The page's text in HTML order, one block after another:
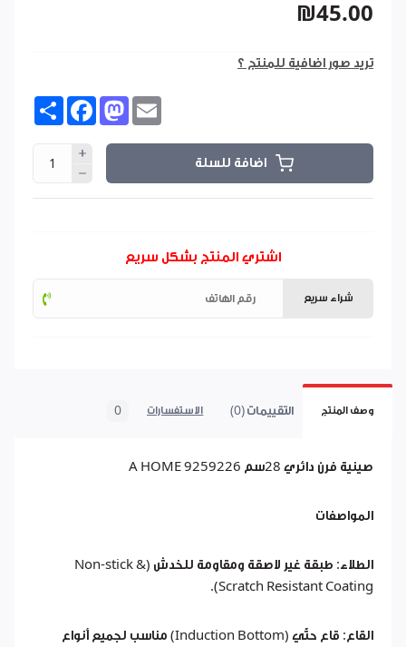
₪45.00
تريد صور اضافية للمنتج ؟
Share FacebookMastodon
اضافة للسلة
اشتري المنتج بشكل سريع
شراء سريع
وصف المنتج التقييمات (0) الاستفسارات 0
صينية فرن دائري 28سم A HOME 9259226
المواصفات
الطلاء: طبقة غير لاصقة ومقاومة للخدش (Non-stick &
Scratch Resistant Coating).
القاع: قاع حثّي (Induction Bottom) مناسب لجميع أنواع